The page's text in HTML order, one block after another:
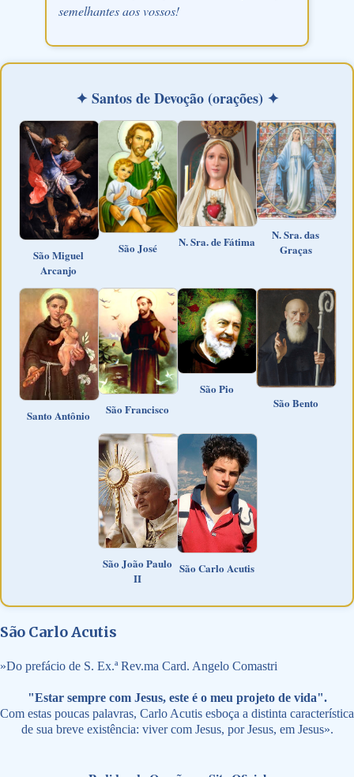
semelhantes aos vossos!
✦ Santos de Devoção (orações) ✦
São Miguel
Arcanjo
São José N. Sra. de Fátima
N. Sra. das
Graças
Santo Antônio São Francisco
São Pio
São Bento
São João Paulo
II
São Carlo Acutis
São Carlo Acutis
»Do prefácio de S. Ex.ª Rev.ma Card. Angelo Comastri
"Estar sempre com Jesus, este é o meu projeto de vida".
Com estas poucas palavras, Carlo Acutis esboça a distinta característica
de sua breve existência: viver com Jesus, por Jesus, em Jesus».